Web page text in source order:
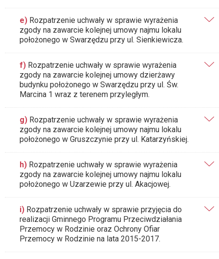
e) Rozpatrzenie uchwały w sprawie wyrażenia
zgody na zawarcie kolejnej umowy najmu lokalu
położonego w Swarzędzu przy ul. Sienkiewicza.
f) Rozpatrzenie uchwały w sprawie wyrażenia
zgody na zawarcie kolejnej umowy dzierżawy
budynku położonego w Swarzędzu przy ul. Św.
Marcina 1 wraz z terenem przyległym.
g) Rozpatrzenie uchwały w sprawie wyrażenia
zgody na zawarcie kolejnej umowy najmu lokalu
położonego w Gruszczynie przy ul. Katarzyńskiej.
h) Rozpatrzenie uchwały w sprawie wyrażenia
zgody na zawarcie kolejnej umowy najmu lokalu
położonego w Uzarzewie przy ul. Akacjowej.
i) Rozpatrzenie uchwały w sprawie przyjęcia do
realizacji Gminnego Programu Przeciwdziałania
Przemocy w Rodzinie oraz Ochrony Ofiar
Przemocy w Rodzinie na lata 2015-2017.